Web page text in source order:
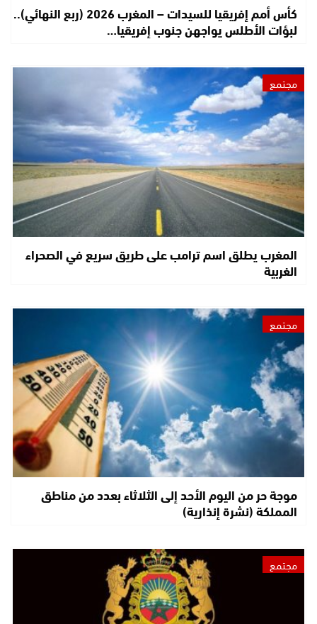
كأس أمم إفريقيا للسيدات – المغرب 2026 (ربع النهائي)..
لبؤات الأطلس يواجهن جنوب إفريقيا…
مجتمع
المغرب يطلق اسم ترامب على طريق سريع في الصحراء
الغربية
مجتمع
موجة حر من اليوم الأحد إلى الثلاثاء بعدد من مناطق
المملكة (نشرة إنذارية)
مجتمع